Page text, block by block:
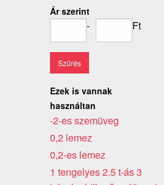
Ár szerint
- Ft
Ezek is vannak
használtan
-2-es szemüveg
0,2 lemez
0,2-es lemez
1 tengelyes 2.5 t-ás 3